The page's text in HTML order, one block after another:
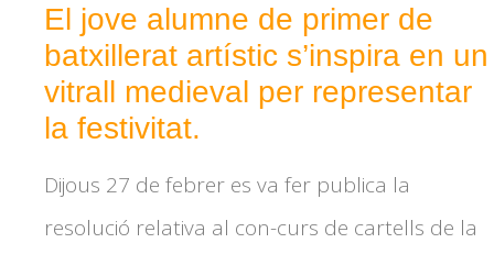
El jove alumne de primer de
batxillerat artístic s’inspira en un
vitrall medieval per representar
la festivitat.
Dijous 27 de febrer es va fer publica la
resolució relativa al con-curs de cartells de la